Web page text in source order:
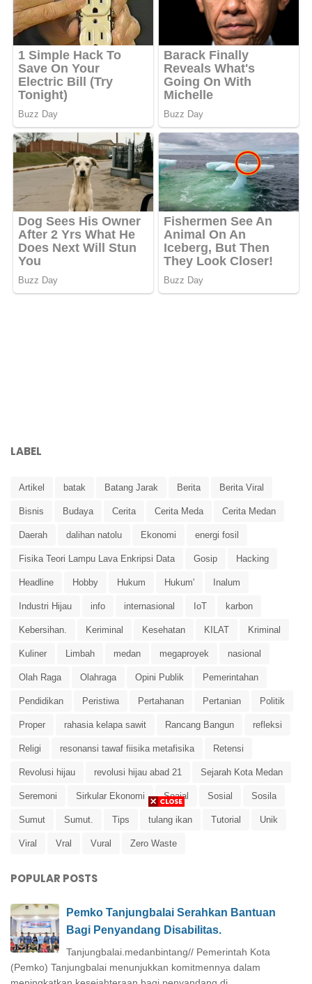
LABEL
Artikel batak Batang Jarak Berita Berita Viral
Bisnis Budaya Cerita Cerita Meda Cerita Medan
Daerah dalihan natolu Ekonomi energi fosil
Fisika Teori Lampu Lava Enkripsi Data Gosip Hacking
Headline Hobby Hukum Hukum' Inalum
Industri Hijau info internasional IoT karbon
Kebersihan. Keriminal Kesehatan KILAT Kriminal
Kuliner Limbah medan megaproyek nasional
Olah Raga Olahraga Opini Publik Pemerintahan
Pendidikan Peristiwa Pertahanan Pertanian Politik
Proper rahasia kelapa sawit Rancang Bangun refleksi
Religi resonansi tawaf fiisika metafisika Retensi
Revolusi hijau revolusi hijau abad 21 Sejarah Kota Medan
Seremoni Sirkular Ekonomi Soaial Sosial Sosila
Sumut Sumut. Tips tulang ikan Tutorial Unik
Viral Vral Vural Zero Waste
POPULAR POSTS
Pemko Tanjungbalai Serahkan Bantuan
Bagi Penyandang Disabilitas.
Tanjungbalai.medanbintang// Pemerintah Kota
(Pemko) Tanjungbalai menunjukkan komitmennya dalam